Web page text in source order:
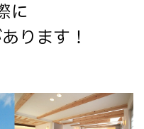
に
ります！